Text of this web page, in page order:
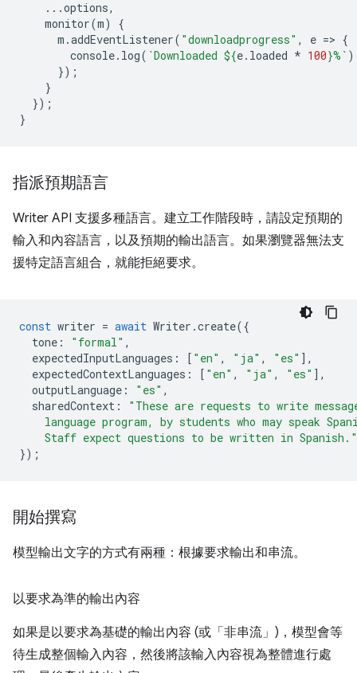
...options,
monitor(m)
{
m .addEventListener( "downloadprogress" , e => {
console. log( `Downloaded ${e. loaded * 100}%`
});
}
});
}
指派預期語言
Writer API 支援多種語言。建立工作階段時，請設定預期的
輸入和內容語言，以及預期的輸出語言。如果瀏覽器無法支
援特定語言組合，就能拒絕要求。
const writer = await Writer .create({
tone : "formal" ,
expectedInputLanguages : [ "en" , "ja" , "es" ],
expectedContextLanguages : [ "en" , "ja" , "es" ],
outputLanguage : "es" ,
sharedContext :
"These are requests to write
language program, by students who may speak
    Staff expect questions to be written in Spanish."
});
開始撰寫
模型輸出文字的方式有兩種：根據要求輸出和串流。
以要求為準的輸出內容
如果是以要求為基礎的輸出內容 (或「非串流」)，模型會等
待生成整個輸入內容，然後將該輸入內容視為整體進行處